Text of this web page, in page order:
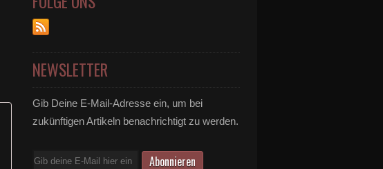
APG-Seniorenabo - Das günstige Angebot für Landkreisbürger
NEWSLETTER
Gib Deine E-Mail-Adresse ein, um bei
zukünftigen Artikeln benachrichtigt zu werden.
E-